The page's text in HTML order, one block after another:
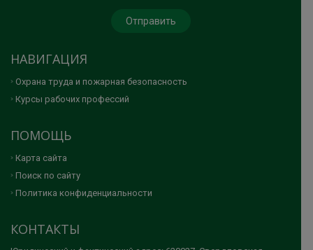
НАВИГАЦИЯ
Охрана труда и пожарная безопасность
Курсы рабочих профессий
ПОМОЩЬ
Карта сайта
Поиск по сайту
Политика конфиденциальности
КОНТАКТЫ